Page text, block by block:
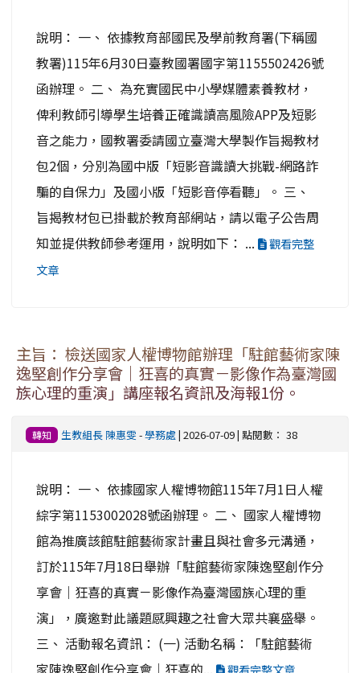
說明： 一、 依據教育部國民及學前教育署(下稱國
教署)115年6月30日臺教國署國字第1155502426號
函辦理。 二、 為充實國民中小學媒體素養教材，
俾利教師引導學生培養正確識讀高風險APP及短影
音之能力，國教署委請國立臺灣大學製作旨揭教材
包2個，分別為國中版「短影音識讀大挑戰-網路詐
騙的自保力」及國小版「短影音停看聽」。 三、
旨揭教材包已掛載於教育部網站，請以電子公告周
知並提供教師參考運用，說明如下： ...
觀看完整
文章
主旨： 檢送國家人權博物館辦理「駐館藝術家陳
逸堅創作分享會｜狂喜的真實－影像作為臺灣國
族心理的重演」講座報名資訊及海報1份。
轉知 生教組長 陳惠雯 -學務處 | 2026-07-09 | 點閱數： 38
說明： 一、 依據國家人權博物館115年7月1日人權
綜字第1153002028號函辦理。 二、 國家人權博物
館為推廣該館駐館藝術家計畫且與社會多元溝通，
訂於115年7月18日舉辦「駐館藝術家陳逸堅創作分
享會｜狂喜的真實－影像作為臺灣國族心理的重
演」，廣邀對此議題感興趣之社會大眾共襄盛舉。
三、 活動報名資訊： (一) 活動名稱：「駐館藝術
家陳逸堅創作分享會｜狂喜的...
觀看完整文章